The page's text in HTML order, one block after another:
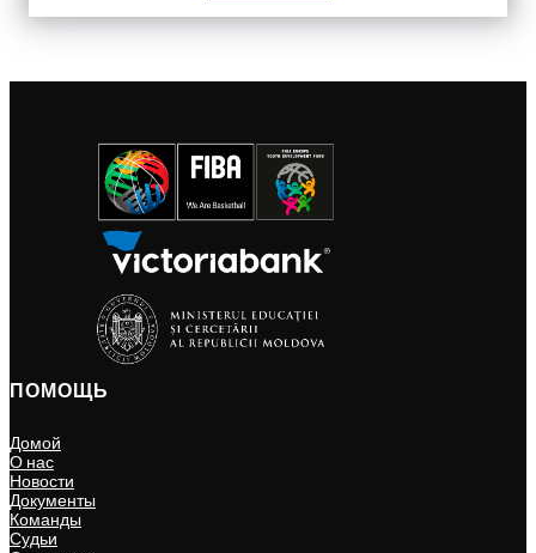
ПОМОЩЬ
Домой
О нас
Новости
Документы
Команды
Судьи